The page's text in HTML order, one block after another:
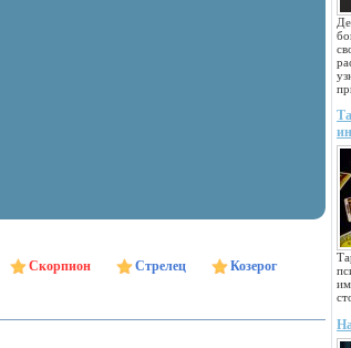
Скорпион Стрелец
Козерог